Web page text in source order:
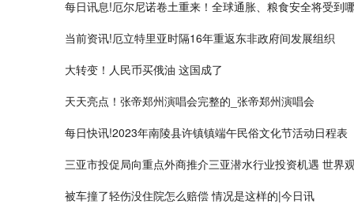
每日讯息!厄尔尼诺卷土重来！全球通胀、粮食安全将受到
当前资讯!厄立特里亚时隔16年重返东非政府间发展组织
大转变！人民币买俄油 这国成了
天天亮点！张帝郑州演唱会完整的_张帝郑州演唱会
每日快讯!2023年南陵县许镇镇端午民俗文化节活动日程表
三亚市投促局向重点外商推介三亚潜水行业投资机遇 世界
被车撞了轻伤没住院怎么赔偿 情况是这样的|今日讯